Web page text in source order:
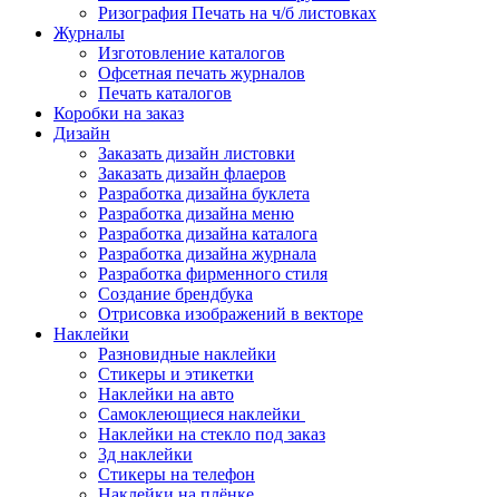
Ризография Печать на ч/б листовках
Журналы
Изготовление каталогов
Офсетная печать журналов
Печать каталогов
Коробки на заказ
Дизайн
Заказать дизайн листовки
Заказать дизайн флаеров
Разработка дизайна буклета
Разработка дизайна меню
Разработка дизайна каталога
Разработка дизайна журнала
Разработка фирменного стиля
Создание брендбука
Отрисовка изображений в векторе
Наклейки
Разновидные наклейки
Стикеры и этикетки
Наклейки на авто
Самоклеющиеся наклейки
Наклейки на стекло под заказ
3д наклейки
Cтикеры на телефон